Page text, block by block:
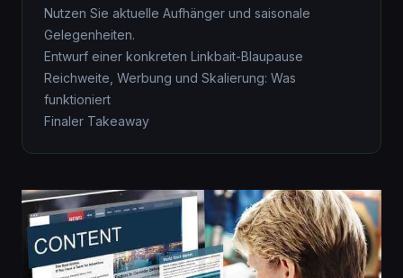
Nutzen Sie aktuelle Aufhänger und saisonale
Gelegenheiten.
Entwurf einer konkreten Linkbait-Blaupause
Reichweite, Werbung und Skalierung: Was
funktioniert
Finaler Takeaway